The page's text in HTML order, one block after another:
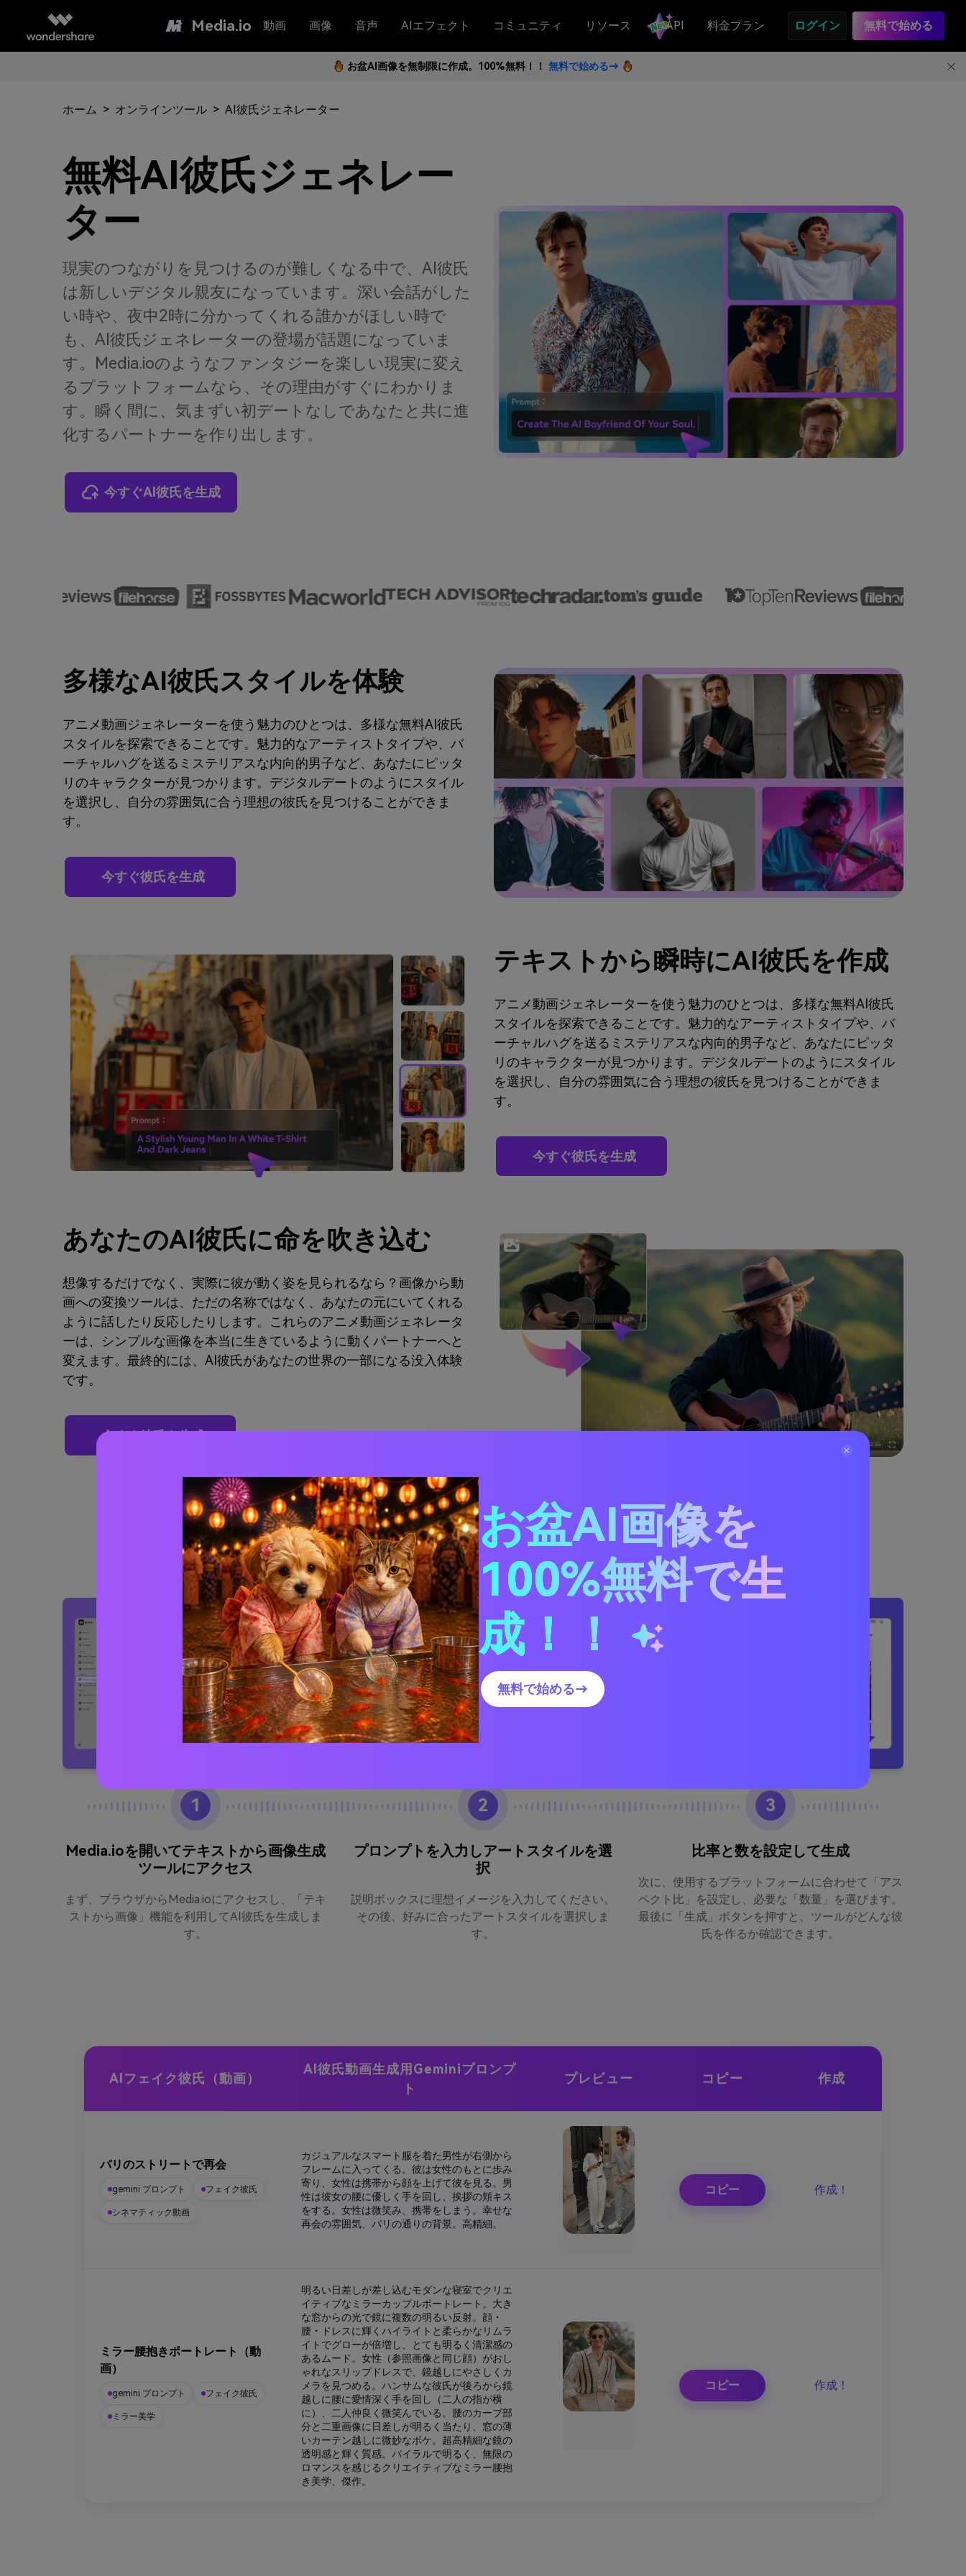
Media.io 動画 画像 音声 AIエフェクト コミュニティ リソース API 料金プラン ログイン 無料で始める
お盆AI画像を無制限に作成。100%無料！！ 無料で始める→
ホーム > オンラインツール > AI彼氏ジェネレーター
無料AI彼氏ジェネレー
ター
現実のつながりを見つけるのが難しくなる中で、AI彼氏
は新しいデジタル親友になっています。深い会話がした
い時や、夜中2時に分かってくれる誰かがほしい時で
も、AI彼氏ジェネレーターの登場が話題になっていま
す。Media.ioのようなファンタジーを楽しい現実に変え
るプラットフォームなら、その理由がすぐにわかりま
す。瞬く間に、気まずい初デートなしであなたと共に進
化するパートナーを作り出します。
今すぐAI彼氏を生成
多様なAI彼氏スタイルを体験
アニメ動画ジェネレーターを使う魅力のひとつは、多様な無料AI彼氏
スタイルを探索できることです。魅力的なアーティストタイプや、バ
ーチャルハグを送るミステリアスな内向的男子など、あなたにピッタ
リのキャラクターが見つかります。デジタルデートのようにスタイル
を選択し、自分の雰囲気に合う理想の彼氏を見つけることができま
す。
今すぐ彼氏を生成
テキストから瞬時にAI彼氏を作成
アニメ動画ジェネレーターを使う魅力のひとつは、多様な無料AI彼氏
スタイルを探索できることです。魅力的なアーティストタイプや、バ
ーチャルハグを送るミステリアスな内向的男子など、あなたにピッタ
リのキャラクターが見つかります。デジタルデートのようにスタイル
を選択し、自分の雰囲気に合う理想の彼氏を見つけることができま
す。
今すぐ彼氏を生成
あなたのAI彼氏に命を吹き込む
想像するだけでなく、実際に彼が動く姿を見られるなら？画像から動
画への変換ツールは、ただの名称ではなく、あなたの元にいてくれる
ように話したり反応したりします。これらのアニメ動画ジェネレータ
ーは、シンプルな画像を本当に生きているように動くパートナーへと
変えます。最終的には、AI彼氏があなたの世界の一部になる没入体験
です。
今すぐ彼氏を生成
Media.io AI彼氏ジェネレーターの使い方
1
Media.ioを開いてテキストから画像生成
ツールにアクセス
まず、ブラウザからMedia.ioにアクセスし、「テキ
ストから画像」機能を利用してAI彼氏を生成しま
す。
2
プロンプトを入力しアートスタイルを選
択
説明ボックスに理想イメージを入力してください。
その後、好みに合ったアートスタイルを選択しま
す。
3
比率と数を設定して生成
次に、使用するプラットフォームに合わせて「アス
ペクト比」を設定し、必要な「数量」を選びます。
最後に「生成」ボタンを押すと、ツールがどんな彼
氏を作るか確認できます。
AIフェイク彼氏（動画）
AI彼氏動画生成用Geminiプロンプ
ト
プレビュー コピー 作成
パリのストリートで再会
gemini プロンプト フェイク彼氏
シネマティック動画
カジュアルなスマート服を着た男性が右側から
フレームに入ってくる。彼は女性のもとに歩み
寄り、女性は携帯から顔を上げて彼を見る。男
性は彼女の腰に優しく手を回し、挨拶の頬キス
をする。女性は微笑み、携帯をしまう。幸せな
再会の雰囲気、パリの通りの背景。高精細。
コピー 作成！
ミラー腰抱きポートレート（動
画）
gemini プロンプト フェイク彼氏
ミラー美学
明るい日差しが差し込むモダンな寝室でクリエ
イティブなミラーカップルポートレート。大き
な窓からの光で鏡に複数の明るい反射。顔・
腰・ドレスに輝くハイライトと柔らかなリムラ
イトでグローが倍増し、とても明るく清潔感の
あるムード。女性（参照画像と同じ顔）がおし
ゃれなスリップドレスで、鏡越しにやさしくカ
メラを見つめる。ハンサムな彼氏が後ろから鏡
越しに腰に愛情深く手を回し（二人の指が横
に）、二人仲良く微笑んでいる。腰のカーブ部
分と二重画像に日差しが明るく当たり、窓の薄
いカーテン越しに微妙なボケ。超高精細な鏡の
透明感と輝く質感。バイラルで明るく、無限の
ロマンスを感じるクリエイティブなミラー腰抱
き美学、傑作。
コピー 作成！
お盆AI画像を
100%無料で生
成！！
無料で始める→